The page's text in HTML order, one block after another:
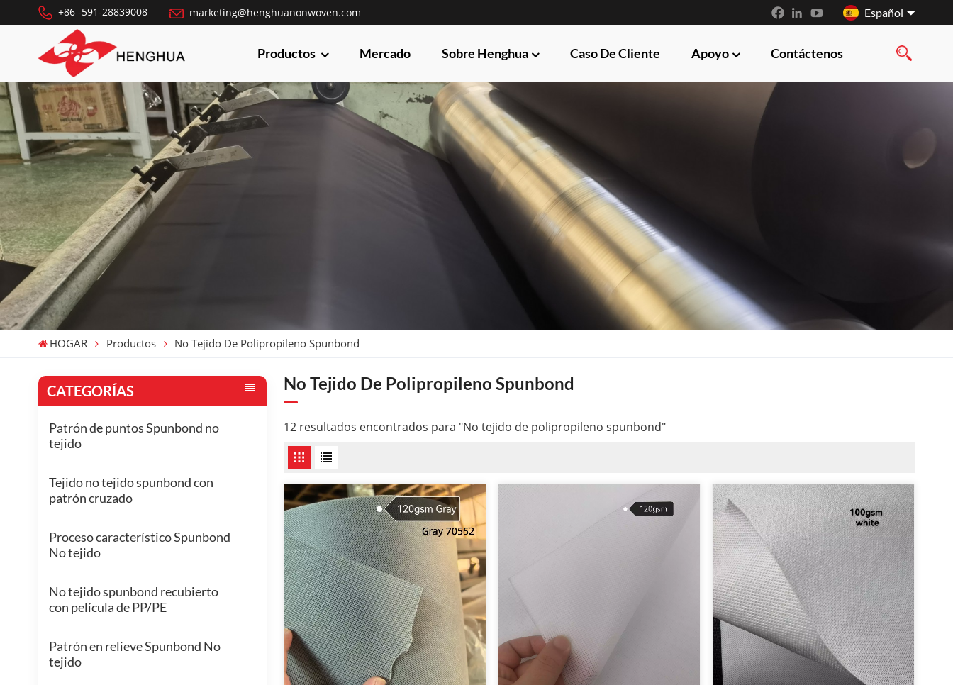
+86 -591-28839008 marketing@henghuanonwoven.com Español
Productos Mercado Sobre Henghua Caso De Cliente Apoyo Contáctenos
HOGAR Productos No Tejido De Polipropileno Spunbond
CATEGORÍAS
Patrón de puntos Spunbond no
tejido
Tejido no tejido spunbond con
patrón cruzado
Proceso característico Spunbond
No tejido
No tejido spunbond recubierto
con película de PP/PE
Patrón en relieve Spunbond No
tejido
No Tejido De Polipropileno Spunbond
12 resultados encontrados para "No tejido de polipropileno spunbond"